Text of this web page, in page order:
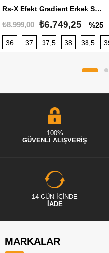
Rs-X Efekt Gradient Erkek Sneaker
₺8.999,00 ₺6.749,25 %25
36 37 37,5 38 38,5 39
100%
GÜVENLİ ALIŞVERİŞ
14 GÜN İÇİNDE
İADE
MARKALAR